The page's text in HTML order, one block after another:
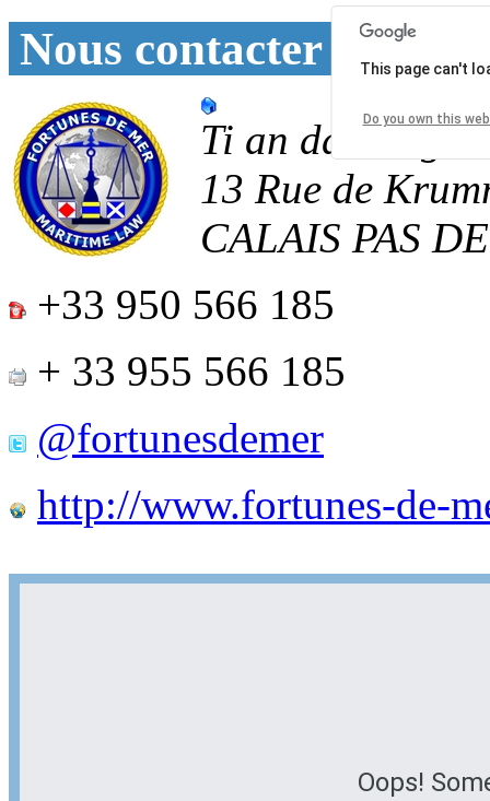
Nous contacter
Ti an
13 Rue de
CALAIS PAS
+33 950 566 185
+ 33 955 566 185
@fortunesdemer
http://www.fortunes-de-
Oops!
This page can't
Do you own this